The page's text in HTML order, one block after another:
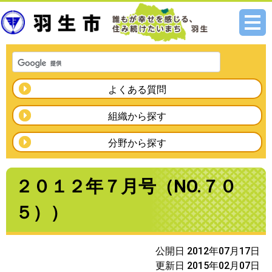
メニ
よくある質問
組織から探す
分野から探す
２０１２年７月号（NO.７０
５））
公開日 2012年07月17日
更新日 2015年02月07日